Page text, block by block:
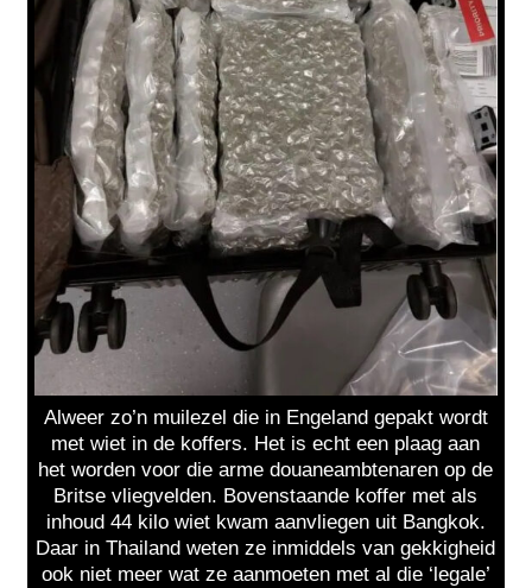
Alweer zo’n muilezel die in Engeland gepakt wordt
met wiet in de koffers. Het is echt een plaag aan
het worden voor die arme douaneambtenaren op de
Britse vliegvelden. Bovenstaande koffer met als
inhoud 44 kilo wiet kwam aanvliegen uit Bangkok.
Daar in Thailand weten ze inmiddels van gekkigheid
ook niet meer wat ze aanmoeten met al die ‘legale’